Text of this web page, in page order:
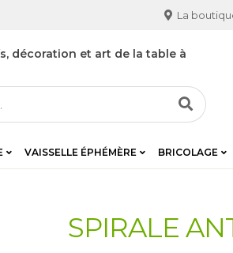
La
décoration et art de la table à
VAISSELLE ÉPHÉMÈRE BRICOLAGE
SPIRALE